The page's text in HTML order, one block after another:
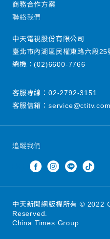
追蹤我們
商務合作方案
聯絡我們
中天電視股份有限公司
臺北市內湖區民權東路六段25
總機：(02)6600-7766
客服專線： 02-2792-3151
客服信箱：
中天新聞網版權所有 © 2022
Reserved.
China Times Group